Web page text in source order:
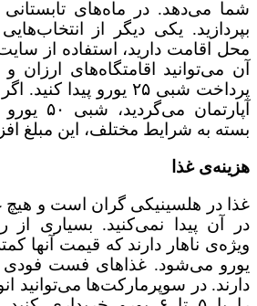
بپردازید. یکی دیگر از
آن می‌توانید اقامتگاه‌های ارزان
پرداخت شبی ۲۵ یورو
آپارتمان
بسته به شرایط مختلف، این مبلغ
هزینه‌ی غذا
در آن پیدا نمی‌کنید. بسیاری از
دارند. در سوپرمارکت‌ها می‌توانید